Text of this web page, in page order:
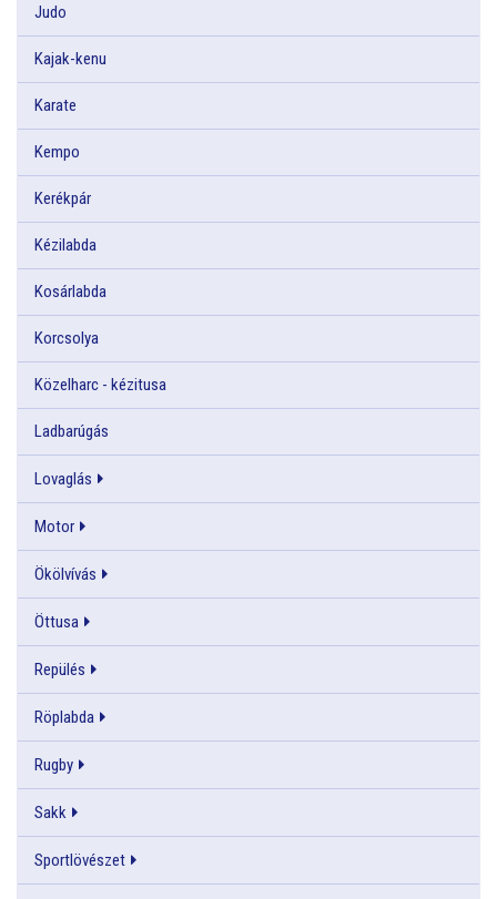
Judo
Kajak-kenu
Karate
Kempo
Kerékpár
Kézilabda
Kosárlabda
Korcsolya
Közelharc - kézitusa
Ladbarúgás
Lovaglás
Motor
Ökölvívás
Öttusa
Repülés
Röplabda
Rugby
Sakk
Sportlövészet